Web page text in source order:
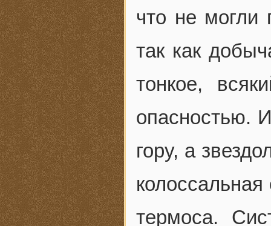
что не могли
так как
тонкое,
опасностью.
гору, а
термоса.